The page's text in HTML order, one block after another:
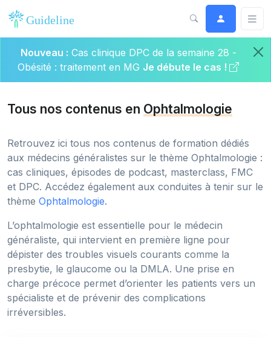
Nouveau : Cas clinique DPC de la semaine 28 -
Obésité : traitement en MG Je débute le cas !
Tous nos contenus en Ophtalmologie
Retrouvez ici tous nos contenus de formation dédiés
aux médecins généralistes sur le thème Ophtalmologie :
cas cliniques, épisodes de podcast, masterclass, FMC
et DPC. Accédez également aux conduites à tenir sur le
thème Ophtalmologie.
L’ophtalmologie est essentielle pour le médecin
généraliste, qui intervient en première ligne pour
dépister des troubles visuels courants comme la
presbytie, le glaucome ou la DMLA. Une prise en
charge précoce permet d’orienter les patients vers un
spécialiste et de prévenir des complications
irréversibles.